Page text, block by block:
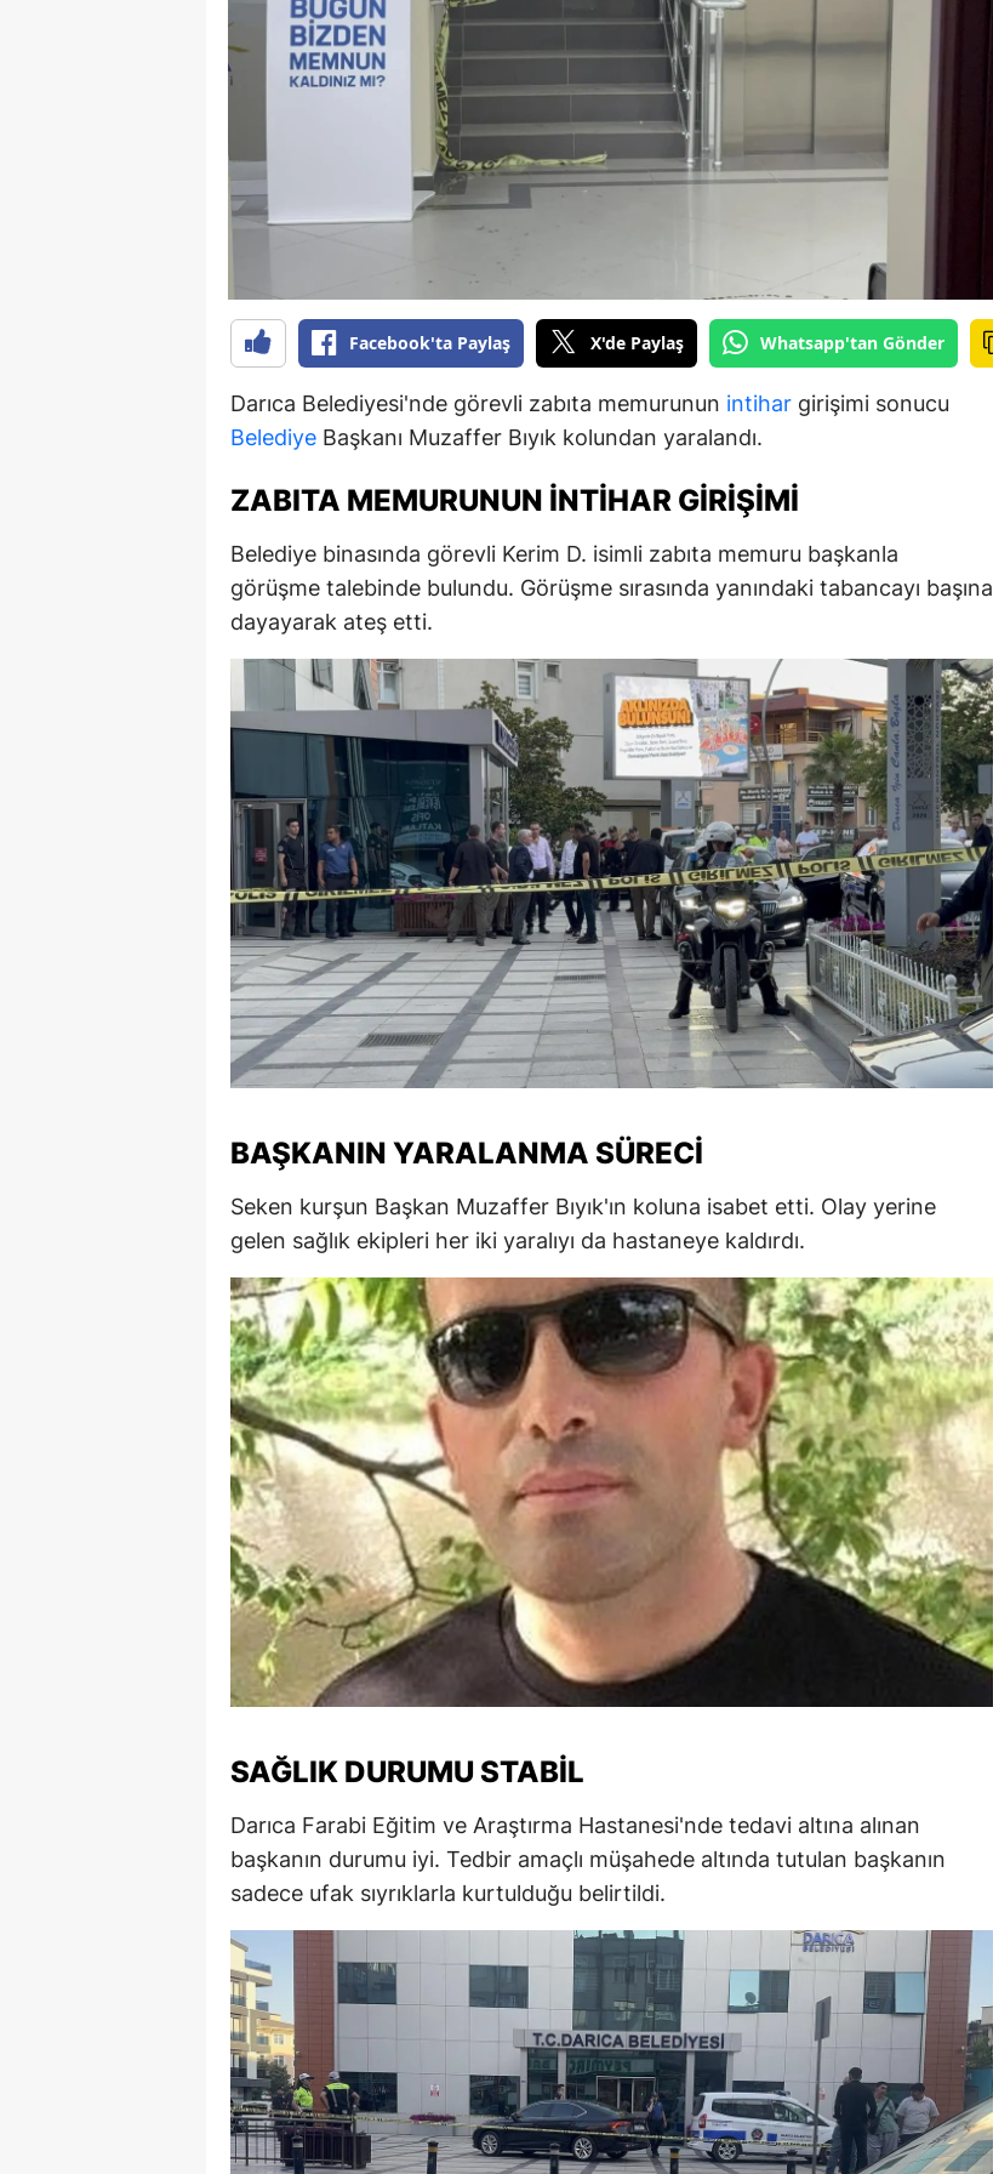
Bilecik
Bitlis
Bolu
Çanakkale
Çankırı
Çorum
Edirne
Erzincan
Erzurum
Eskişehir
Gaziantep
Giresun
Gümüşhane
Hakkari
Hatay
Isparta
İstanbul
İzmir
Kastamonu
Kayseri
Kırklareli
Kırşehir
Kocaeli
Kütahya
Malatya
Kahramanmaraş
Mardin
Muğla
Nevşehir
Niğde
Ordu
Rize
Sakarya
Facebook'ta Paylaş X'de Paylaş Whatsapp'tan Gönder
Darıca Belediyesi'nde görevli zabıta memurunun intihar girişimi sonucu
Belediye Başkanı Muzaffer Bıyık kolundan yaralandı.
ZABITA MEMURUNUN INTIHAR GIRIŞIMI
Belediye binasında görevli Kerim D. isimli zabıta memuru başkanla
görüşme talebinde bulundu. Görüşme sırasında yanındaki tabancayı başına
dayayarak ateş etti.
BAŞKANIN YARALANMA SÜRECI
Seken kurşun Başkan Muzaffer Bıyık'ın koluna isabet etti. Olay yerine
gelen sağlık ekipleri her iki yaralıyı da hastaneye kaldırdı.
SAĞLIK DURUMU STABIL
Darıca Farabi Eğitim ve Araştırma Hastanesi'nde tedavi altına alınan
başkanın durumu iyi. Tedbir amaçlı müşahede altında tutulan başkanın
sadece ufak sıyrıklarla kurtulduğu belirtildi.